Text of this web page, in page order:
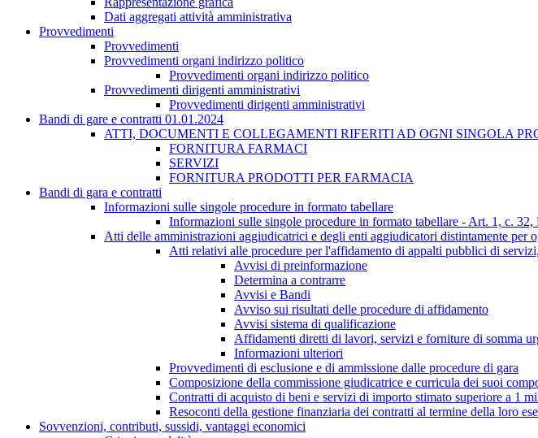
Dati aggregati attività amministrativa
Provvedimenti
Provvedimenti
Provvedimenti organi indirizzo politico
Provvedimenti organi indirizzo politico
Provvedimenti dirigenti amministrativi
Provvedimenti dirigenti amministrativi
Bandi di gare e contratti 01.01.2024
ATTI, DOCUMENTI E COLLEGAMENTI RIFERITI AD OGNI SINGOLA
FORNITURA FARMACI
SERVIZI
FORNITURA PRODOTTI PER FARMACIA
Bandi di gara e contratti
Informazioni sulle singole procedure in formato tabellare
Informazioni sulle singole procedure in formato tabellare - Art. 1, c. 32,
Atti delle amministrazioni aggiudicatrici e degli enti aggiudicatori distintamente per
Atti relativi alle procedure per l'affidamento di appalti pubblici di
Avvisi di preinformazione
Determina a contrarre
Avvisi e Bandi
Avviso sui risultati delle procedure di affidamento
Avvisi sistema di qualificazione
Affidamenti diretti di lavori, servizi e forniture di somma
Informazioni ulteriori
Provvedimenti di esclusione e di ammissione dalle procedure di gara
Composizione della commissione giudicatrice e curricula dei suoi
Contratti di acquisto di beni e servizi di importo stimato superiore a 1
Resoconti della gestione finanziaria dei contratti al termine della loro
Sovvenzioni, contributi, sussidi, vantaggi economici